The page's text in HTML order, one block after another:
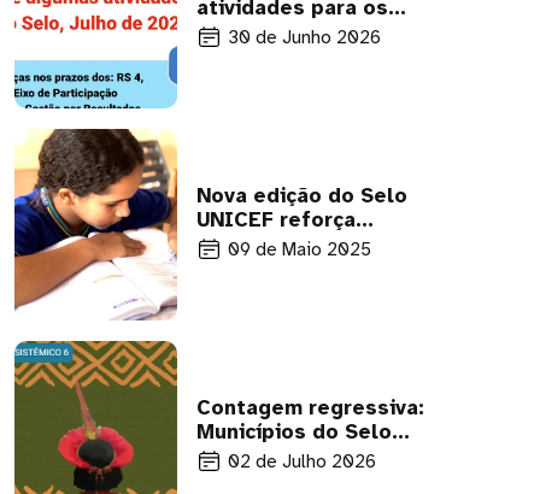
atividades para os
municípios é atualizado
com novos prazos
30 de Junho 2026
Nova edição do Selo
UNICEF reforça
visibilidade de crianças
e adolescentes
09 de Maio 2025
Contagem regressiva:
Municípios do Selo
UNICEF têm até
setembro para certificar
02 de Julho 2026